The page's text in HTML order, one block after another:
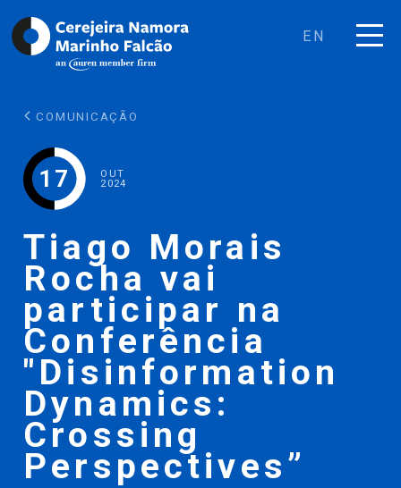
EN
COMUNICAÇÃO
17 OUT
2024
Tiago Morais
Rocha vai
participar na
Conferência
"Disinformation
Dynamics:
Crossing
Perspectives”